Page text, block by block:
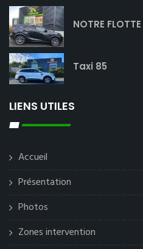
NOTRE FLOTTE
Taxi 85
LIENS UTILES
Accueil
Présentation
Photos
Zones intervention